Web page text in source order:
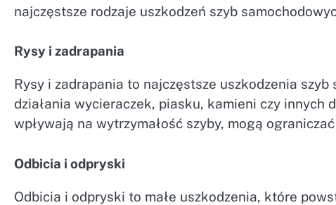
najczęstsze rodzaje uszkodzeń szyb
Rysy i zadrapania
Rysy i zadrapania to najczęstsze uszkodzenia
działania wycieraczek, piasku, kamieni czy innych
wpływają na wytrzymałość szyby, mogą
Odbicia i odpryski
Odbicia i odpryski to małe uszkodzenia, które